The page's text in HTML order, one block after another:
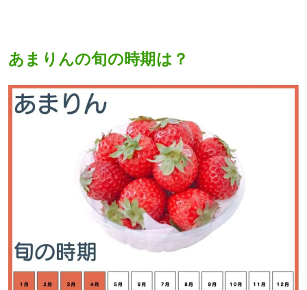
あまりんの旬の時期は？